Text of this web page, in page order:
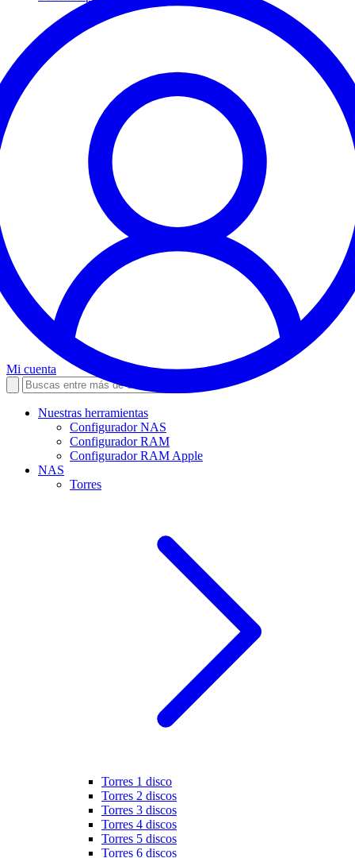
Mi cuenta
Nuestras herramientas
Configurador NAS
Configurador RAM
Configurador RAM Apple
NAS
Torres
Torres 1 disco
Torres 2 discos
Torres 3 discos
Torres 4 discos
Torres 5 discos
Torres 6 discos